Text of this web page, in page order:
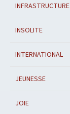
INFRASTRUCTURE
INSOLITE
INTERNATIONAL
JEUNESSE
JOIE